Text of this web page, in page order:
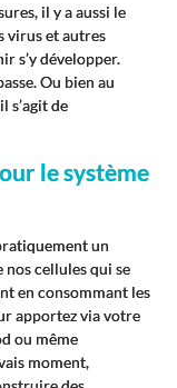
il y a aussi le
virus et autres
s’y développer.
Ou bien au
s’agit de
le système
un
nos cellules qui se
en consommant les
apportez via votre
ou même
moment,